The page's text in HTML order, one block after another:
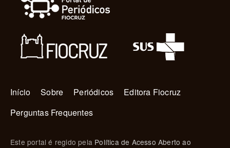
Navegação principal
Início Sobre Periódicos
Editora Fiocruz
Perguntas Frequentes
Este portal é regido pela Política de Acesso Aberto ao